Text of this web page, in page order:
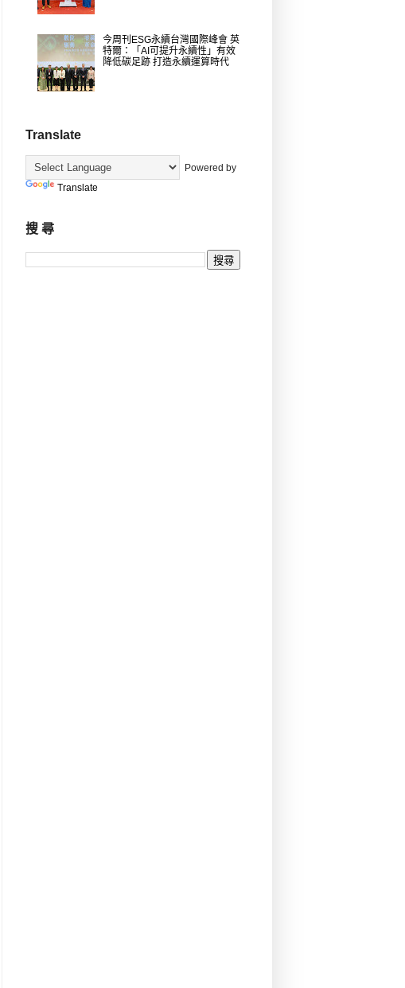
今周刊ESG永續台灣國際峰會 英
特爾：「AI可提升永續性」有效
降低碳足跡 打造永續運算時代
Translate
Powered by
Translate
搜 尋